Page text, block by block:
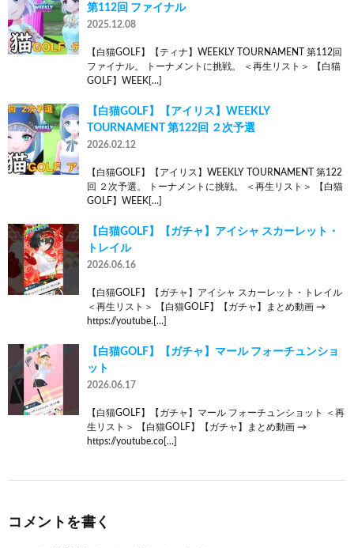
第112回 ファイナル
2025.12.08
【白猫GOLF】【ティナ】WEEKLY TOURNAMENT 第112回
ファイナル。 トーナメントに挑戦。 ＜再生リスト＞ 【白猫
GOLF】WEEK[…]
【白猫GOLF】【アイリス】WEEKLY
TOURNAMENT 第122回 ２次予選
2026.02.12
【白猫GOLF】【アイリス】WEEKLY TOURNAMENT 第122
回 ２次予選。 トーナメントに挑戦。 ＜再生リスト＞ 【白猫
GOLF】WEEK[…]
【白猫GOLF】【ガチャ】アイシャ スカーレット・
トレイル
2026.06.16
【白猫GOLF】【ガチャ】アイシャ スカーレット・トレイル
＜再生リスト＞ 【白猫GOLF】【ガチャ】まとめ動画 →
https://youtube.[…]
【白猫GOLF】【ガチャ】マール フォーチュンショ
ット
2026.06.17
【白猫GOLF】【ガチャ】マール フォーチュンショット ＜再
生リスト＞ 【白猫GOLF】【ガチャ】まとめ動画 →
https://youtube.co[…]
コメントを書く